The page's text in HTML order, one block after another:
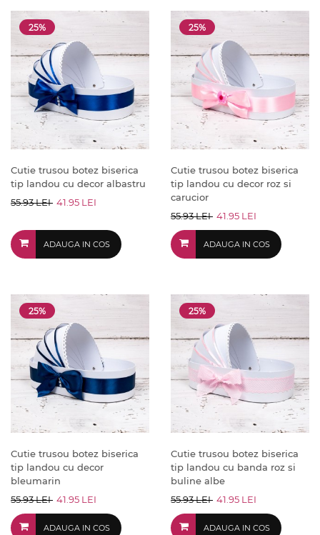
25%
Cutie trusou botez biserica
tip landou cu decor albastru
55.93 LEI 41.95 LEI
ADAUGA IN COS
25%
Cutie trusou botez biserica
tip landou cu decor roz si
carucior
55.93 LEI 41.95 LEI
ADAUGA IN COS
25%
Cutie trusou botez biserica
tip landou cu decor
bleumarin
55.93 LEI 41.95 LEI
ADAUGA IN COS
25%
Cutie trusou botez biserica
tip landou cu banda roz si
buline albe
55.93 LEI 41.95 LEI
ADAUGA IN COS